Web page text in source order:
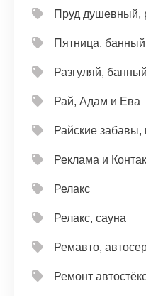
Пруд душевный,
Пятница,
Разгуляй,
Рай, Адам и Ева
Райские забавы,
Реклама и
Релакс
Релакс, сауна
Ремавто,
Ремонт